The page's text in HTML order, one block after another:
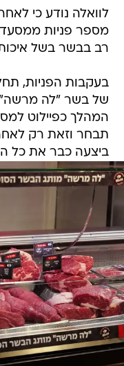
לוואלה נודע כי
מספר פניות
רב בבשר בשל
בעקבות הפניות,
של בשר "לה מרשה"
המהלך כפיילוט
תבחר וזאת רק
ביצעה כבר את כל